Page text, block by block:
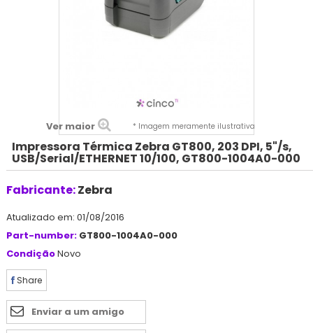
Ver maior * Imagem meramente ilustrativa
Impressora Térmica Zebra GT800, 203 DPI, 5"/s,
USB/Serial/ETHERNET 10/100, GT800-1004A0-000
Fabricante:Zebra
Atualizado em: 01/08/2016
Part-number: GT800-1004A0-000
CondiçãoNovo
Share
Enviar a um amigo